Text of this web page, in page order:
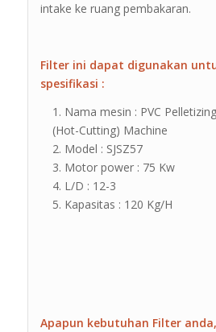
intake ke ruang pembakaran.
Filter ini dapat digunakan
spesifikasi :
Nama mesin : PVC
(Hot-Cutting) Machine
Model : SJSZ57
Motor power : 75 Kw
L/D : 12-3
Kapasitas : 120 Kg/H
Apapun kebutuhan Filter